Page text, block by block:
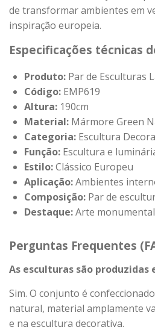
de transformar ambientes em
inspiração europeia.
Especificações técnicas
Produto: Par de Esculturas
Código: EMP619
Altura: 190cm
Material: Mármore Green
Categoria: Escultura
Função: Escultura e
Estilo:Clássico Europeu
Aplicação:Ambientes
Composição: Par de
Destaque:Arte
Perguntas Frequentes
As esculturas são
Sim. O conjunto é
natural, material amplamente
e na escultura decorativa.